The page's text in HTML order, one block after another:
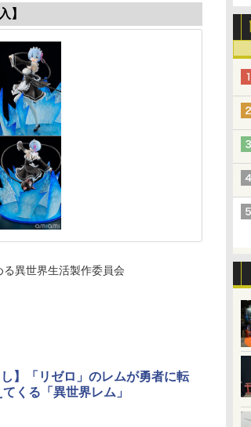
】
異世界生活製作委員会
】「リゼロ」のレムが勇者に転
くる「異世界レム」